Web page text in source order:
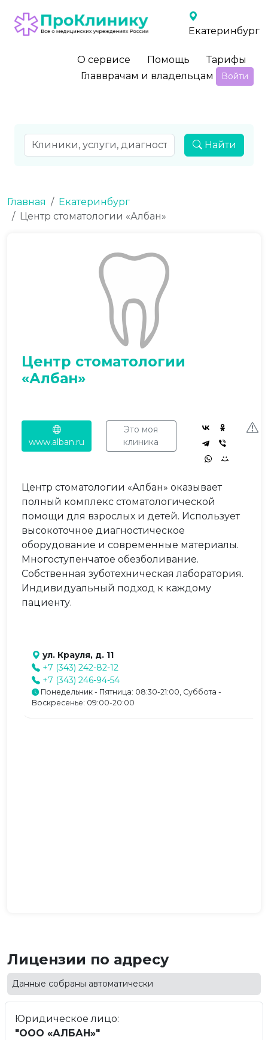
Екатеринбург
О сервисе Помощь
Тарифы
Главврачам и владельцам
Войти
Найти
Главная
Екатеринбург
Центр стоматологии «Албан»
Центр стоматологии
«Албан»
www.alban.ru
Это моя
клиника
Центр стоматологии «Албан» оказывает
полный комплекс стоматологической
помощи для взрослых и детей. Использует
высокоточное диагностическое
оборудование и современные материалы.
Многоступенчатое обезболивание.
Собственная зуботехническая лаборатория.
Индивидуальный подход к каждому
пациенту.
ул. Крауля, д. 11
+7 (343) 242-82-12
+7 (343) 246-94-54
Понедельник - Пятница: 08:30-21:00, Суббота -
Воскресенье: 09:00-20:00
Лицензии по адресу
Данные собраны автоматически
Юридическое лицо:
"ООО «АЛБАН»"